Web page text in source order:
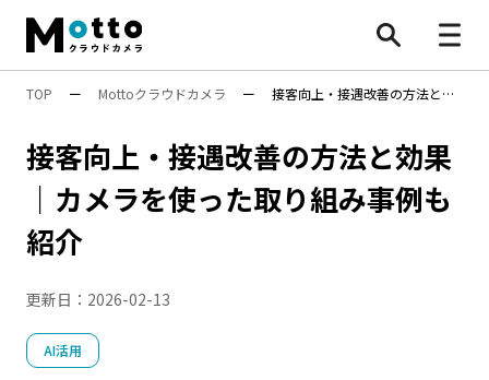
ナンバープレート認識
BONX
すべて
防犯カメラ
業務効率化
AI活用
TOP ー Mottoクラウドカメラ ー 接客向上・接遇改善の方法と効
接客向上・接遇改善の方法と効果
｜カメラを使った取り組み事例も
紹介
AI活用
更新日： 2026-02-13